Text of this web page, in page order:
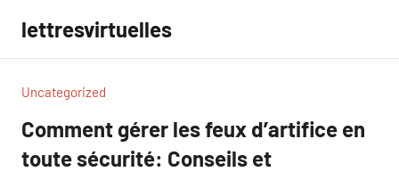
contenu
lettresvirtuelles
Uncategorized
Comment gérer les feux d’artifice en
toute sécurité: Conseils et